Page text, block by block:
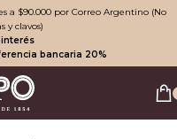
a $90.000 por Correo Argentino (No
y clavos)
bancaria 20%